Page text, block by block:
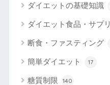
ダイエットの基礎知識
ダイエット食品・サプリ
断食・ファスティング
簡単ダイエット 17
糖質制限 140